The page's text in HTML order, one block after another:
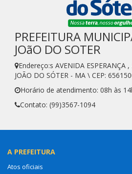
PREFEITURA
JOãO DO SOTER
Endereço:s AVENIDA ESPERANÇA
JOÃO DO SÓTER - MA \ CEP:
Horário de atendimento: 08h às
Contato: (99)3567-1094
A PREFEITURA
Atos oficiais